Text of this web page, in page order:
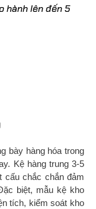
hành lên đến 5
bày hàng hóa trong
Kệ hàng trung 3-5
cấu chắc chắn đảm
biệt, mẫu kệ kho
tích, kiểm soát kho